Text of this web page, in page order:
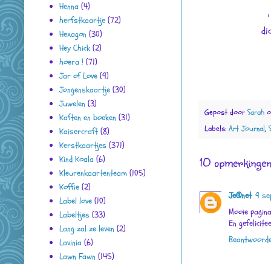
'
Gepost doorSarah
Labels: Art Journal,
10
Je@net 9
Mooie
En
Henna (4)
herfstkaartje (72)
Hexagon (30)
Hey Chick (2)
hoera ! (71)
Jar of Love (9)
Jongenskaartje (30)
Juwelen (3)
Kaften en boeken (31)
Kaisercraft (8)
Kerstkaartjes (371)
Kind Koala (6)
Kleurenkaartenteam (105)
Koffie (2)
Label love (10)
Labeltjes (33)
Lang zal ze leven (2)
Lavinia (6)
Lawn Fawn (145)